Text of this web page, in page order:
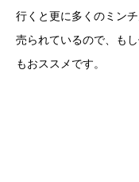
行くと更に多くのミン
売られているので、も
もおススメです。